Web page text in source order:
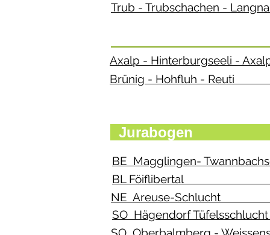
Trub - Trubschachen
Axalp -
Brünig - Hohfluh
BE Magglingen-
BL
NE Areuse-
SO Hägendorf